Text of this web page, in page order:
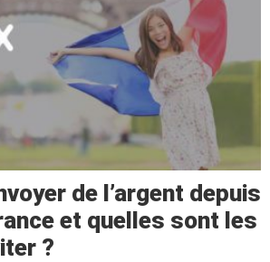
de l’argent depuis
et quelles sont les
?